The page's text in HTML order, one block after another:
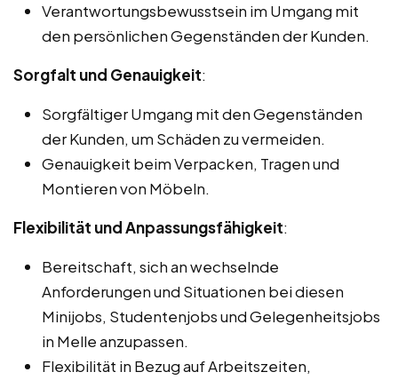
Verantwortungsbewusstsein im Umgang mit
den persönlichen Gegenständen der Kunden.
Sorgfalt und Genauigkeit:
Sorgfältiger Umgang mit den Gegenständen
der Kunden, um Schäden zu vermeiden.
Genauigkeit beim Verpacken, Tragen und
Montieren von Möbeln.
Flexibilität und Anpassungsfähigkeit:
Bereitschaft, sich an wechselnde
Anforderungen und Situationen bei diesen
Minijobs, Studentenjobs und Gelegenheitsjobs
in Melle anzupassen.
Flexibilität in Bezug auf Arbeitszeiten,